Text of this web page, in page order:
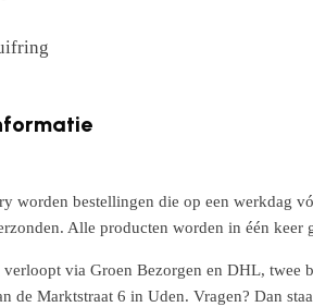
worden bestellingen die op een werkdag
Alle producten worden in één
via Groen Bezorgen en DHL, twee
de Marktstraat 6 in Uden. Vragen? Dan